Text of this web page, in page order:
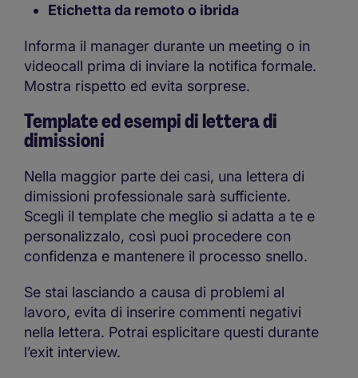
Etichetta da remoto o ibrida
Informa il manager durante un meeting o in
videocall prima di inviare la notifica formale.
Mostra rispetto ed evita sorprese.
Template ed esempi di lettera di
dimissioni
Nella maggior parte dei casi, una lettera di
dimissioni professionale sarà sufficiente.
Scegli il template che meglio si adatta a te e
personalizzalo, così puoi procedere con
confidenza e mantenere il processo snello.
Se stai lasciando a causa di problemi al
lavoro, evita di inserire commenti negativi
nella lettera. Potrai esplicitare questi durante
l’exit interview.